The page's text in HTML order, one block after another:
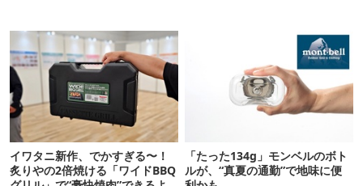
イワタニ新作、でかすぎる〜！
炙りやの2倍焼ける「ワイドBBQ
「たった134g」モンベルのボト
ルが、“真夏の通勤”で地味に便